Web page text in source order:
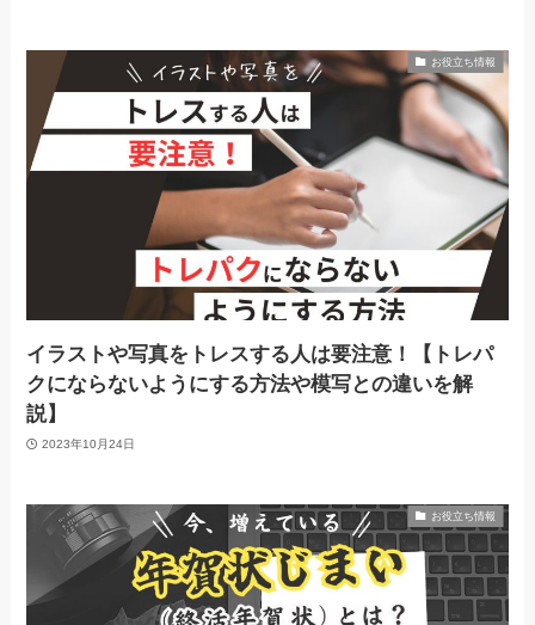
お役立ち情報
イラストや写真をトレスする人は要注意！【トレパ
クにならないようにする方法や模写との違いを解
説】
2023年10月24日
お役立ち情報